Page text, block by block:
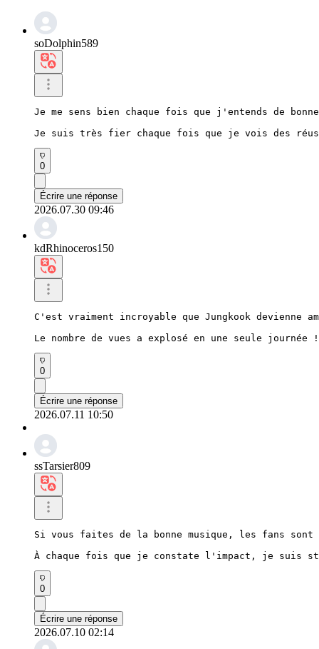
soDolphin589
Je me sens bien chaque fois que j'entends de
Je suis très fier chaque fois que je vois des
0
Écrire une réponse
2026.07.30 09:46
kdRhinoceros150
C'est vraiment incroyable que Jungkook devienne
Le nombre de vues a explosé en une seule
0
Écrire une réponse
2026.07.11 10:50
ssTarsier809
Si vous faites de la bonne musique, les fans
À chaque fois que je constate l'impact, je suis
0
Écrire une réponse
2026.07.10 02:14